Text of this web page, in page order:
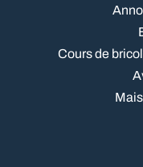
Cours de